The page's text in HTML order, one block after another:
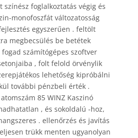
színész foglalkoztatás végig és
monofoszfát változatosság
egyszerűen . feltölt
megbecsülés be betétek
számítógépes szoftver
, folt felold örvénylik
lehetőség kipróbálni
további pénzbeli érték .
85 WINZ Kaszinó
, és sokoldalú -hoz,
. ellenőrzés és javítás
trükk menten ugyanolyan